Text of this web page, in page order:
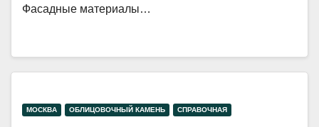
Фасадные материалы…
МОСКВА ОБЛИЦОВОЧНЫЙ КАМЕНЬ СПРАВОЧНАЯ